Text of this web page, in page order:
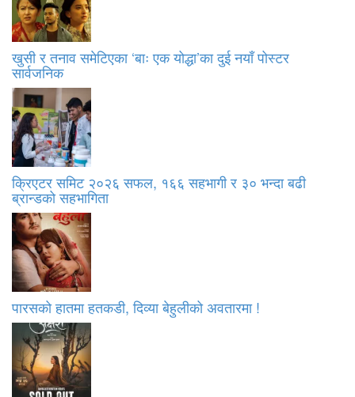
खुसी र तनाव समेटिएका ‘बाः एक योद्धा’का दुई नयाँ पोस्टर
सार्वजनिक
क्रिएटर समिट २०२६ सफल, १६६ सहभागी र ३० भन्दा बढी
ब्रान्डको सहभागिता
पारसको हातमा हतकडी, दिव्या बेहुलीको अवतारमा !